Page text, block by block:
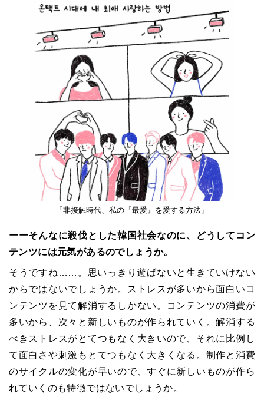
「非接触時代、私の『最愛』を愛する方法」
ーーそんなに殺伐とした韓国社会なのに、どうしてコン
テンツには元気があるのでしょうか。
そうですね……。思いっきり遊ばないと生きていけない
からではないでしょうか。ストレスが多いから面白いコ
ンテンツを見て解消するしかない。コンテンツの消費が
多いから、次々と新しいものが作られていく。解消する
べきストレスがとてつもなく大きいので、それに比例し
て面白さや刺激もとてつもなく大きくなる。制作と消費
のサイクルの変化が早いので、すぐに新しいものが作ら
れていくのも特徴ではないでしょうか。